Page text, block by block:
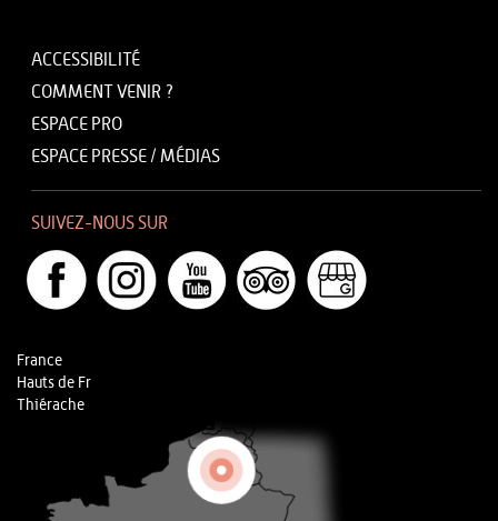
ACCESSIBILITÉ
COMMENT VENIR ?
ESPACE PRO
ESPACE PRESSE / MÉDIAS
SUIVEZ-NOUS SUR
France
Hauts de Fr
Thiérache